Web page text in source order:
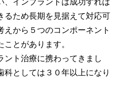
、インプラントは成功すれば
るため長期を見据えて対応可
えから５つのコンポーネント
とがあります。
ント治療に携わってきまし
科としては３０年以上になり